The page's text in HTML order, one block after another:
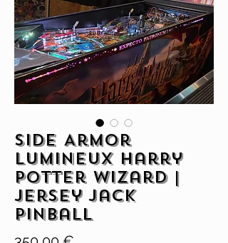
Side Armor
lumineux Harry
Potter Wizard |
Jersey Jack
Pinball